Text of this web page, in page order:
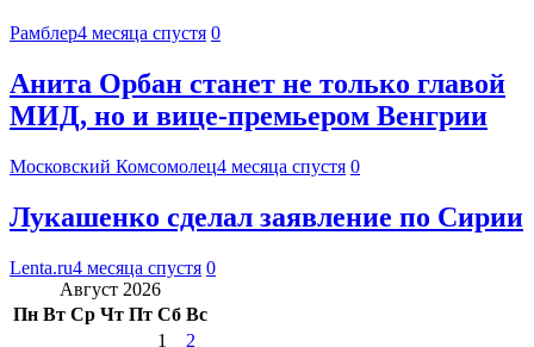
Рамблер4 месяца спустя 0
Анита Орбан станет не только главой
МИД, но и вице-премьером Венгрии
Московский Комсомолец4 месяца спустя 0
Лукашенко сделал заявление по Сирии
Lenta.ru4 месяца спустя 0
Август 2026
Пн Вт Ср Чт Пт Сб Вс
1
2